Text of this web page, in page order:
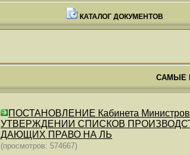
КАТАЛОГ ДОКУМЕНТОВ
САМЫЕ
ПОСТАНОВЛЕНИЕ Кабинета Министров
УТВЕРЖДЕНИИ СПИСКОВ
ДАЮЩИХ ПРАВО НА ЛЬ
(просмотров: 574667)